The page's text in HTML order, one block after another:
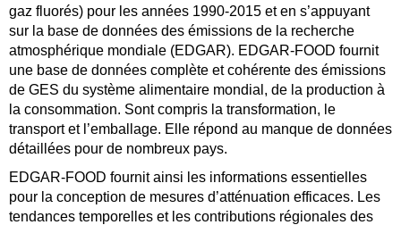
gaz fluorés) pour les années 1990-2015 et en s’appuyant
sur la base de données des émissions de la recherche
atmosphérique mondiale (EDGAR). EDGAR-FOOD fournit
une base de données complète et cohérente des émissions
de GES du système alimentaire mondial, de la production à
la consommation. Sont compris la transformation, le
transport et l’emballage. Elle répond au manque de données
détaillées pour de nombreux pays.
EDGAR-FOOD fournit ainsi les informations essentielles
pour la conception de mesures d’atténuation efficaces. Les
tendances temporelles et les contributions régionales des